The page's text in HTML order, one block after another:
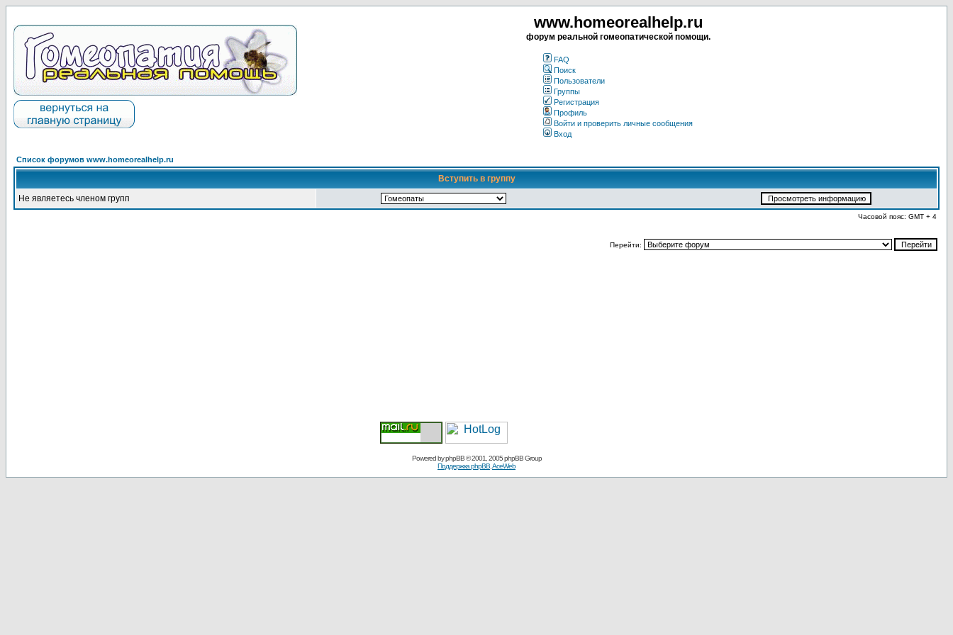
www.homeorealhelp.ru
форум реальной гомеопатической помощи.
FAQ
Поиск
Пользователи
Группы
Регистрация
Профиль
Войти и проверить личные сообщения
Вход
Список форумов www.homeorealhelp.ru
Вступить в группу
Не являетесь членом групп
Часовой пояс: GMT + 4
Перейти:
Powered byphpBB© 2001, 2005 phpBB Group
Поддержка phpBB AceWeb